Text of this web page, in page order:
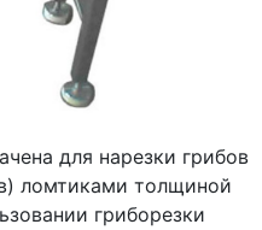
для нарезки грибов
ломтиками толщиной
гриборезки